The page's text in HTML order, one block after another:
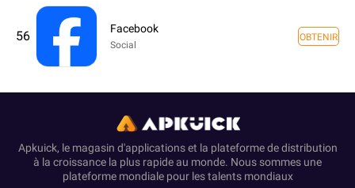
56
Facebook
Social
OBTENIR
Apkuick, le magasin d'applications et la plateforme de distribution
à la croissance la plus rapide au monde. Nous sommes une
plateforme mondiale pour les talents mondiaux